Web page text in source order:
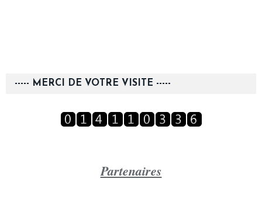
----- MERCI DE VOTRE VISITE -----
Partenaires